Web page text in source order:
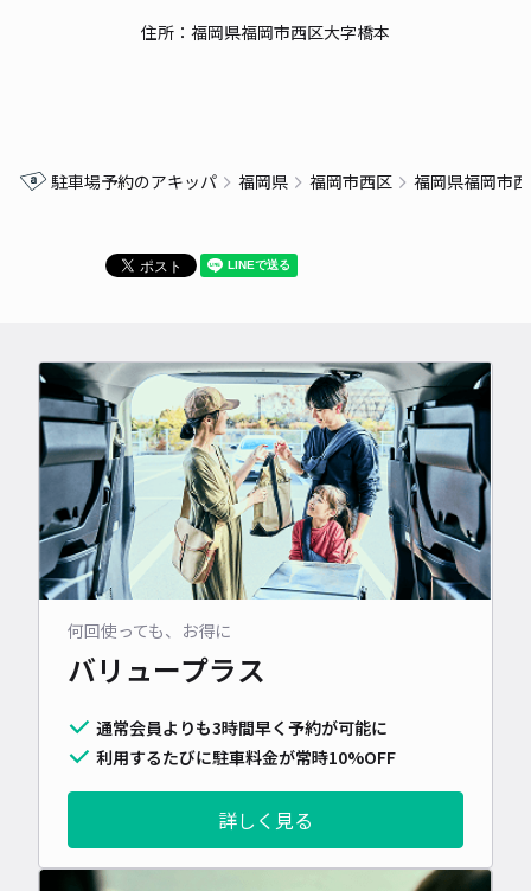
住所：福岡県福岡市西区大字橋本
駐車場予約のアキッパ 福岡県 福岡市西区 福岡県福岡市
何回使っても、お得に
バリュープラス
通常会員よりも3時間早く予約が可能に
利用するたびに駐車料金が常時10%OFF
詳しく見る